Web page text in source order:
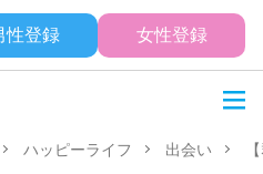
性登録 女性登録
ハッピーライフ 出会い